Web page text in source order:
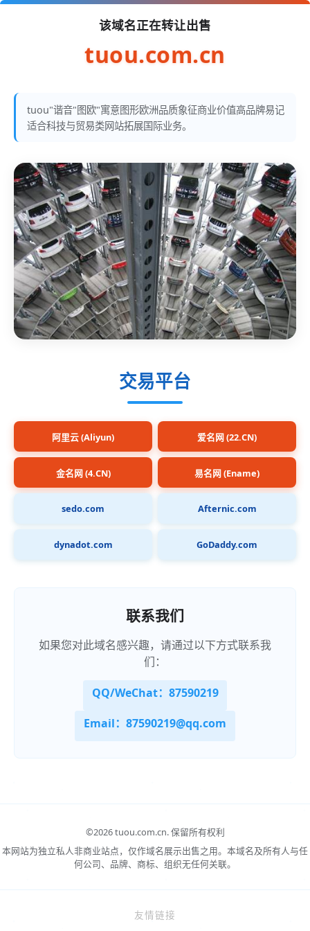
该域名正在转让出售
tuou.com.cn
tuou"谐音"图欧"寓意图形欧洲品质象征商业价值高品牌易记
适合科技与贸易类网站拓展国际业务。
交易平台
阿里云 (Aliyun) 爱名网 (22.CN)
金名网 (4.CN) 易名网 (Ename)
sedo.com Afternic.com
dynadot.com GoDaddy.com
联系我们
如果您对此域名感兴趣，请通过以下方式联系我
们：
QQ/WeChat：87590219
Email：87590219@qq.com
©2026 tuou.com.cn.保留所有权利
本网站为独立私人非商业站点，仅作域名展示出售之用。本域名及所有人与任
何公司、品牌、商标、组织无任何关联。
友情链接